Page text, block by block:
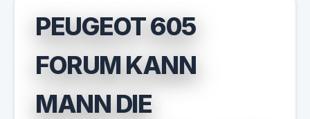
PEUGEOT 605
FORUM KANN
MANN DIE